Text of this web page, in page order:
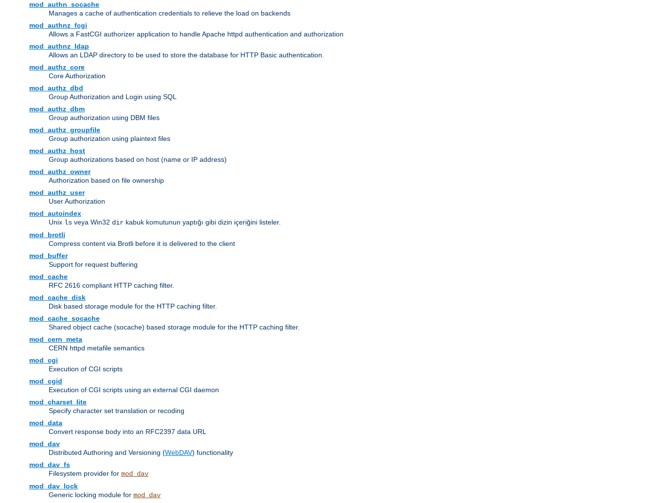
mod_authn_socache
Manages a cache of authentication credentials to relieve the load on backends
mod_authnz_fcgi
Allows a FastCGI authorizer application to handle Apache httpd authentication and authorization
mod_authnz_ldap
Allows an LDAP directory to be used to store the database for HTTP Basic authentication.
mod_authz_core
Core Authorization
mod_authz_dbd
Group Authorization and Login using SQL
mod_authz_dbm
Group authorization using DBM files
mod_authz_groupfile
Group authorization using plaintext files
mod_authz_host
Group authorizations based on host (name or IP address)
mod_authz_owner
Authorization based on file ownership
mod_authz_user
User Authorization
mod_autoindex
Unix ls veya Win32 dir kabuk komutunun yaptığı gibi dizin içeriğini listeler.
mod_brotli
Compress content via Brotli before it is delivered to the client
mod_buffer
Support for request buffering
mod_cache
RFC 2616 compliant HTTP caching filter.
mod_cache_disk
Disk based storage module for the HTTP caching filter.
mod_cache_socache
Shared object cache (socache) based storage module for the HTTP caching filter.
mod_cern_meta
CERN httpd metafile semantics
mod_cgi
Execution of CGI scripts
mod_cgid
Execution of CGI scripts using an external CGI daemon
mod_charset_lite
Specify character set translation or recoding
mod_data
Convert response body into an RFC2397 data URL
mod_dav
Distributed Authoring and Versioning (WebDAV) functionality
mod_dav_fs
Filesystem provider for mod_dav
mod_dav_lock
Generic locking module for mod_dav